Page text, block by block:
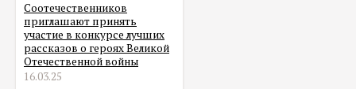
Соотечественников
приглашают принять
участие в конкурсе лучших
рассказов о героях Великой
Отечественной войны
16.03.25